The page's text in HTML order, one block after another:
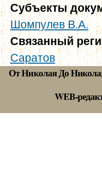
Субъекты
Шомпулев В.А.
Связанный
Саратов
От Николая До
WEB-